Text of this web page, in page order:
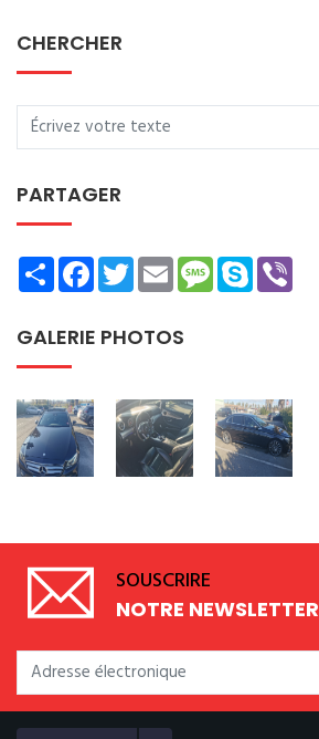
CHERCHER
PARTAGER
ShareFacebookTwitterEmailMessage
Skype
GALERIE PHOTOS
SOUSCRIRE
NOTRE NEWSLETTER